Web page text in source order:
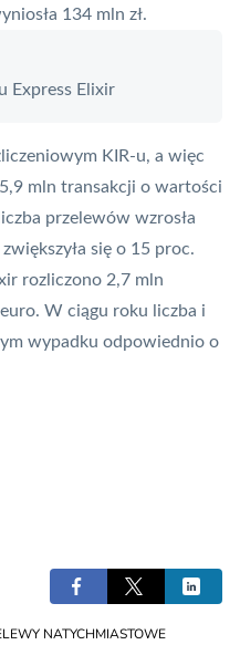
134 mln zł.
Express Elixir
KIR-u, a więc
mln transakcji o wartości
przelewów wzrosła
się o 15 proc.
rozliczono 2,7 mln
W ciągu roku liczba i
wypadku odpowiednio o
NATYCHMIASTOWE